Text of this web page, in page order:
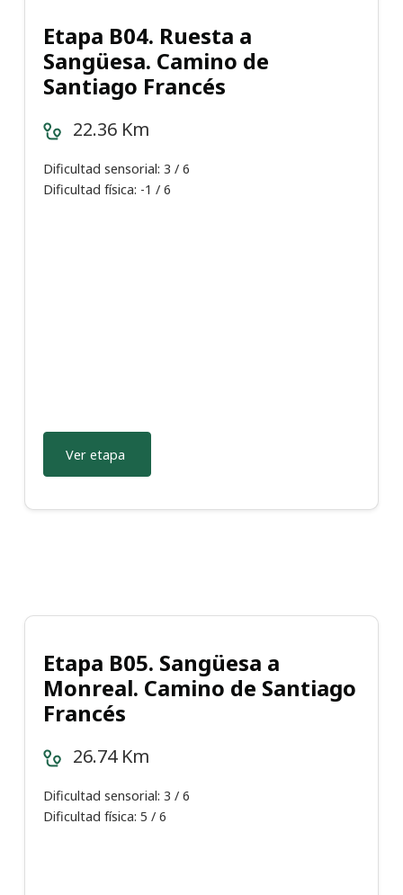
Etapa B04. Ruesta a
Sangüesa. Camino de
Santiago Francés
22.36 Km
Dificultad sensorial: 3 / 6
Dificultad física: -1 / 6
Ver etapa
Etapa B05. Sangüesa a
Monreal. Camino de Santiago
Francés
26.74 Km
Dificultad sensorial: 3 / 6
Dificultad física: 5 / 6